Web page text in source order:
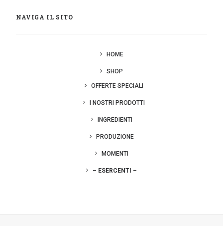
NAVIGA IL SITO
HOME
SHOP
OFFERTE SPECIALI
I NOSTRI PRODOTTI
INGREDIENTI
PRODUZIONE
MOMENTI
– ESERCENTI –